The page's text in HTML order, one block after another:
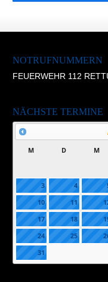
NOTRUFNUMMERN
FEUERWEHR 112
NÄCHSTE TERMINE
M D M
3
4
10
11
17
18
24
25
31